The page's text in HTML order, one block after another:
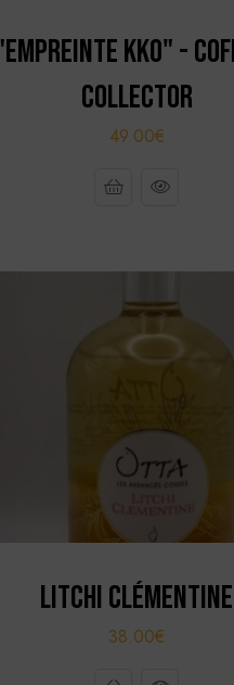
KKO" -
COLLECTOR
49.00€
LITCHI CLÉMENTINE
38.00€